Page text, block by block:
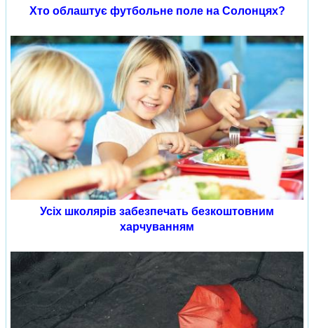
Хто облаштує футбольне поле на Солонцях?
Усіх школярів забезпечать безкоштовним
харчуванням